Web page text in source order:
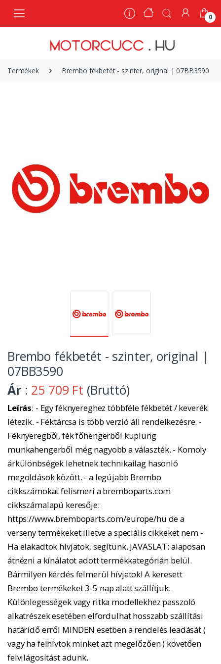
0
Termékek Brembo fékbetét - szinter, original | 07BB3590
Brembo fékbetét - szinter, original |
07BB3590
Ár : 25 709 Ft (Bruttó)
Leírás: - Egy féknyereghez többféle fékbetét / keverék
létezik. - Féktárcsa is több verzió áll rendelkezésre. -
Féknyeregből, fék főhengerből kuplung
munkahengerből még nagyobb a választék. - Komoly
árkülönbségek lehetnek technikailag hasonló
megoldások között. - a legújabb Brembo
cikkszámokat felismeri a bremboparts.com
cikkszámalapú keresője:
https://www.bremboparts.com/europe/hu de a
verseny termékeket illetve a speciális cikkeket nem -
Ha elakadtok hívjatok, segítünk. JAVASLAT: alaposan
átnézni a kínálatot adott termékkategórián belül.
Bármilyen kérdés felmerül hívjatok! A keresett
Brembo termékeket 3-5 nap alatt szállítjuk.
Különlegességek vagy ritka modellekhez passzoló
alkatrészek esetében elfordulhat hosszabb szállítási
határidő erről MINDEN esetben a rendelés leadását (
vagy ha felhívtok minket azt megelőzően ) követően
felvilágosítást adunk.
0